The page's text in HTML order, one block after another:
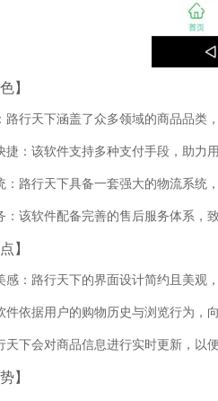
】
路行天下涵盖了众多领域的商品品类
捷：该软件支持多种支付手段，助力
：路行天下具备一套强大的物流系统
：该软件配备完善的售后服务体系，
】
感：路行天下的界面设计简约且美观
件依据用户的购物历史与浏览行为，
天下会对商品信息进行实时更新，以
】